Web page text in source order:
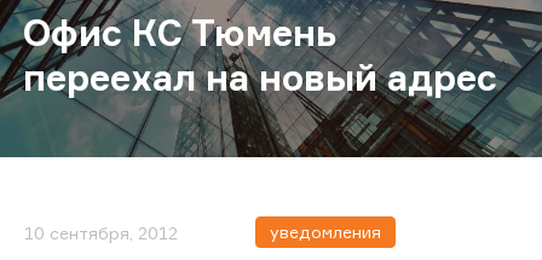
Офис КС Тюмень
переехал на новый адрес
10 сентября, 2012 уведомления